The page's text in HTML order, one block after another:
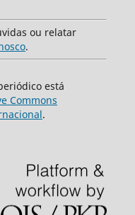
ou relatar
.
está
Commons
.